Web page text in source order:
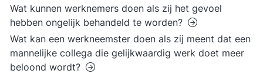
Wat kunnen werknemers doen als zij het gevoel
hebben ongelijk behandeld te worden?
Wat kan een werkneemster doen als zij meent dat een
mannelijke collega die gelijkwaardig werk doet meer
beloond wordt?